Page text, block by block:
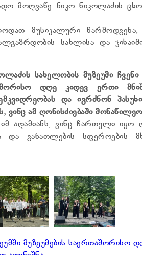
მოღვაწე ნიკო ნიკოლაძის
მუსიკალური
სახლისა და
სახელობის მუზეუმი
დღე კიდევ ერთი
და იგრძნონ
ამ ღონისძიებაში
ადამიანს, ვინც ჩართული იყო
განათლების სფეროების